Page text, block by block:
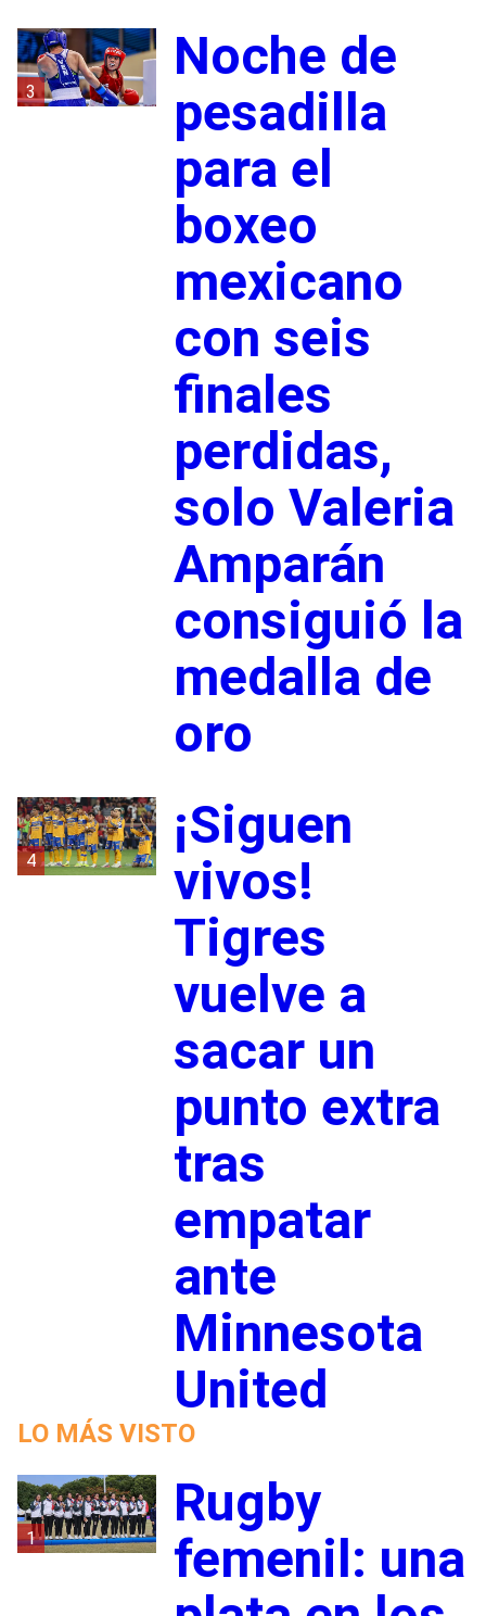
3
Noche de
pesadilla
para el
boxeo
mexicano
con seis
finales
perdidas,
solo Valeria
Amparán
consiguió la
medalla de
oro
4
¡Siguen
vivos!
Tigres
vuelve a
sacar un
punto extra
tras
empatar
ante
Minnesota
United
LO MÁS VISTO
1
Rugby
femenil: una